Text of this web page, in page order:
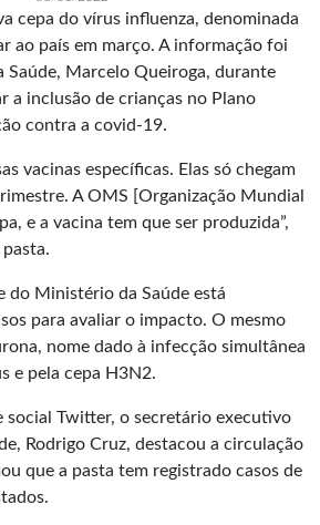
cepa do vírus influenza, denominada
ao país em março. A informação foi
Saúde, Marcelo Queiroga, durante
a inclusão de crianças no Plano
contra a covid-19.
vacinas específicas. Elas só chegam
A OMS [Organização Mundial
e a vacina tem que ser produzida”,
do Ministério da Saúde está
para avaliar o impacto. O mesmo
nome dado à infecção simultânea
e pela cepa H3N2.
social Twitter, o secretário executivo
Rodrigo Cruz, destacou a circulação
que a pasta tem registrado casos de